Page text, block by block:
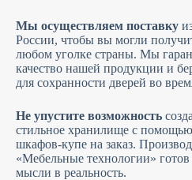
Мы осуществляем поставку
России, чтобы вы могли
любом уголке страны. Мы
качество нашей продукции и
для сохранности дверей во
Не упустите возможность
стильное хранилище с
шкафов-купе на заказ.
«Мебельные технологии»
мысли в реальность.